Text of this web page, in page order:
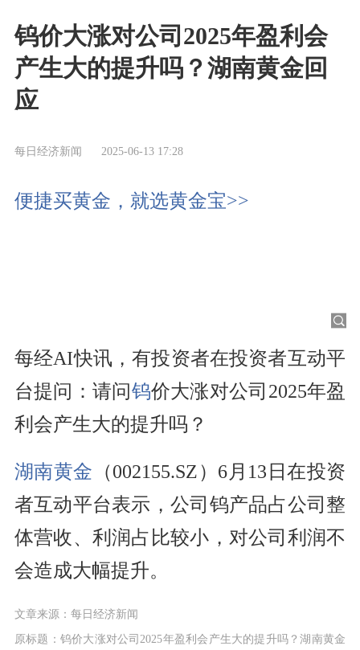
钨价大涨对公司2025年盈利会
产生大的提升吗？湖南黄金回
应
每日经济新闻 2025-06-13 17:28
便捷买黄金，就选黄金宝>>
每经AI快讯，有投资者在投资者互动平
台提问：请问钨价大涨对公司2025年盈
利会产生大的提升吗？
湖南黄金 （002155.SZ）6月13日在投资
者互动平台表示，公司钨产品占公司整
体营收、利润占比较小，对公司利润不
会造成大幅提升。
文章来源：每日经济新闻
原标题：钨价大涨对公司2025年盈利会产生大的提升吗？湖南黄金